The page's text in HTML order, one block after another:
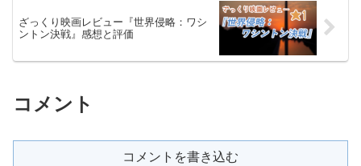
ざっくり映画レビュー『世界侵略：ワシ
ントン決戦』感想と評価
コメント
コメントを書き込む